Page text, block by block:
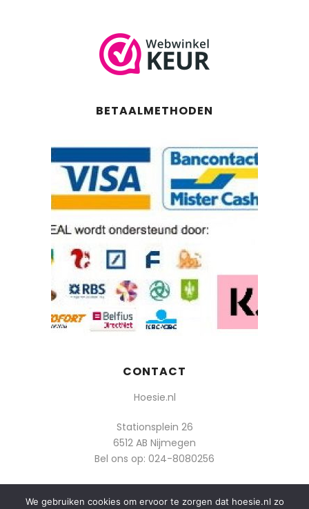
BETAALMETHODEN
CONTACT
Hoesie.nl
Stationsplein 26
6512 AB Nijmegen
Bel ons op: 024-8080256
Of mail: info@hoesie.nl
We gebruiken cookies om ervoor te zorgen dat hoesie.nl zo